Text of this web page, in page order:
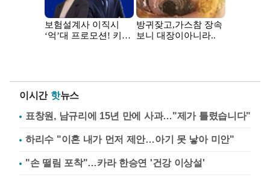
이시간 핫뉴스
표창원, 남규리에 15년 만에 사과…"제가 틀렸습니다"
하리수 "이혼 내가 먼저 제안…아기 못 낳아 미안"
"손 떨림 포착"…카라 한승연 '건강 이상설'